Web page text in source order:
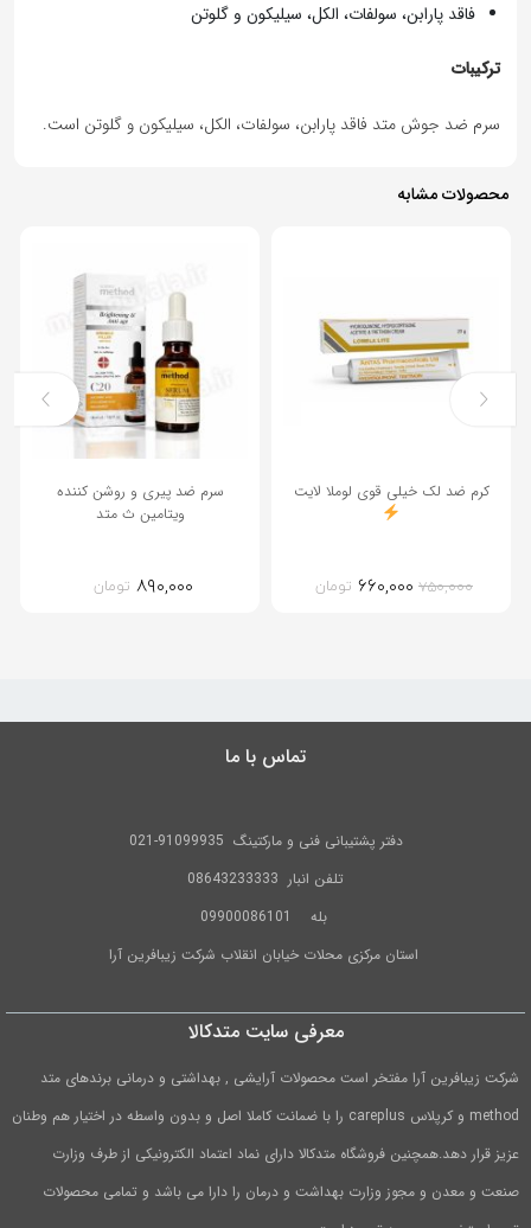
فاقد پارابن، سولفات، الکل، سیلیکون و گلوتن
ترکیبات
سرم ضد جوش متد فاقد پارابن، سولفات، الکل، سیلیکون و گلوتن است.
محصولات مشابه
کرم ضد لک خیلی قوی لوملا لایت
۷۵۰,۰۰۰ قیمت
۶۶۰,۰۰۰ تومان
سرم ضد پیری و روشن کننده
ویتامین ث متد
۸۹۰,۰۰۰ تومان
تماس با ما
دفتر پشتیبانی فنی و مارکتینگ 91099935-021
تلفن انبار 08643233333
بله
09900086101
استان مرکزی محلات خیابان انقلاب شرکت زیبافرین آرا
معرفی سایت متدکالا
شرکت زیبافرین آرا مفتخر است محصولات آرایشی , بهداشتی و درمانی برندهای متد
method و کرپلاس careplus را با ضمانت کاملا اصل و بدون واسطه در اختیار هم وطنان
عزیز قرار دهد.همچنین فروشگاه متدکالا دارای نماد اعتماد الکترونیکی از طرف وزارت
صنعت و معدن و مجوز وزارت بهداشت و درمان را دارا می باشد و تمامی محصولات